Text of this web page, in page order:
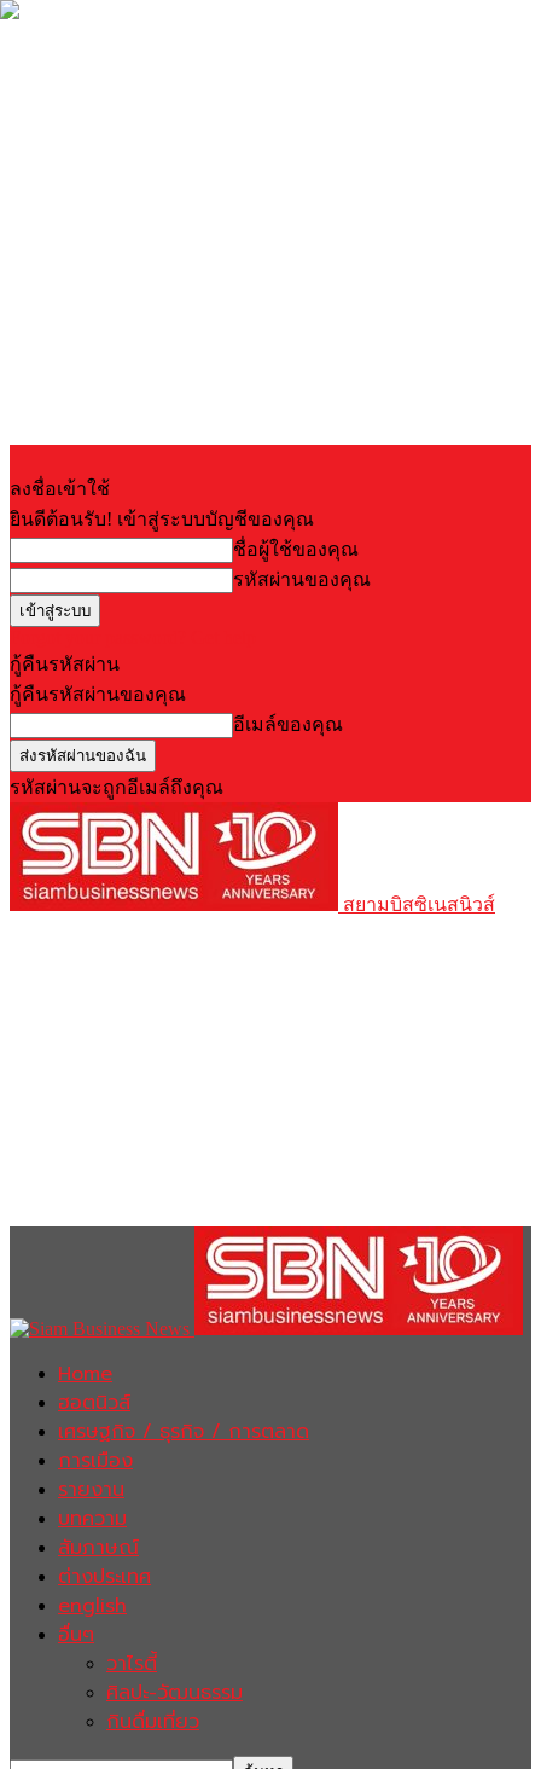
ลงชื่อเข้าใช้
ยินดีต้อนรับ! เข้าสู่ระบบบัญชีของคุณ
ชื่อผู้ใช้ของคุณ
รหัสผ่านของคุณ
กู้คืนรหัสผ่าน
กู้คืนรหัสผ่านของคุณ
อีเมล์ของคุณ
รหัสผ่านจะถูกอีเมล์ถึงคุณ
สยามบิสซิเนสนิวส์
Home
ฮอตนิวส์
เศรษฐกิจ / ธุรกิจ / การตลาด
การเมือง
รายงาน
บทความ
สัมภาษณ์
ต่างประเทศ
english
อื่นๆ
วาไรตี้
ศิลปะ-วัฒนธรรม
กินดื่มเที่ยว